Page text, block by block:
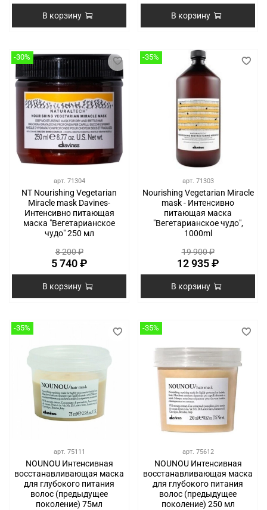
В корзину В корзину
-30%
арт. 71304
NT Nourishing Vegetarian
Miracle mask Davines-
Интенсивно питающая
маска "Вегетарианское
чудо" 250 мл
8 200 ₽
5 740 ₽
В корзину
-35%
арт. 71303
Nourishing Vegetarian Miracle
mask - Интенсивно
питающая маска
"Вегетарианское чудо",
1000ml
19 900 ₽
12 935 ₽
В корзину
-35%
арт. 75111
NOUNOU Интенсивная
восстанавливающая маска
для глубокого питания
волос (предыдущее
поколение) 75мл
-35%
арт. 75612
NOUNOU Интенсивная
восстанавливающая маска
для глубокого питания
волос (предыдущее
поколение) 250 мл